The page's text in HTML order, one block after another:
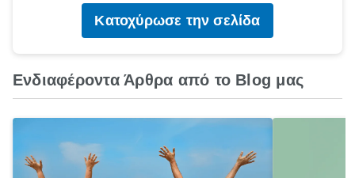
Κατοχύρωσε την σελίδα
Ενδιαφέροντα Άρθρα από το Blog μας